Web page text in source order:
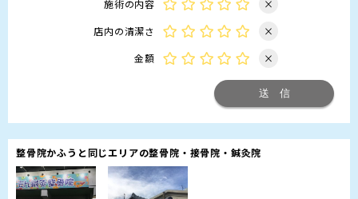
施術の内容
×
店内の清潔さ
×
金額
×
整骨院かふうと同じエリアの整骨院・接骨院・鍼灸院